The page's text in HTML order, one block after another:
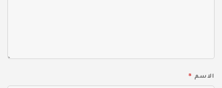
الاسم *